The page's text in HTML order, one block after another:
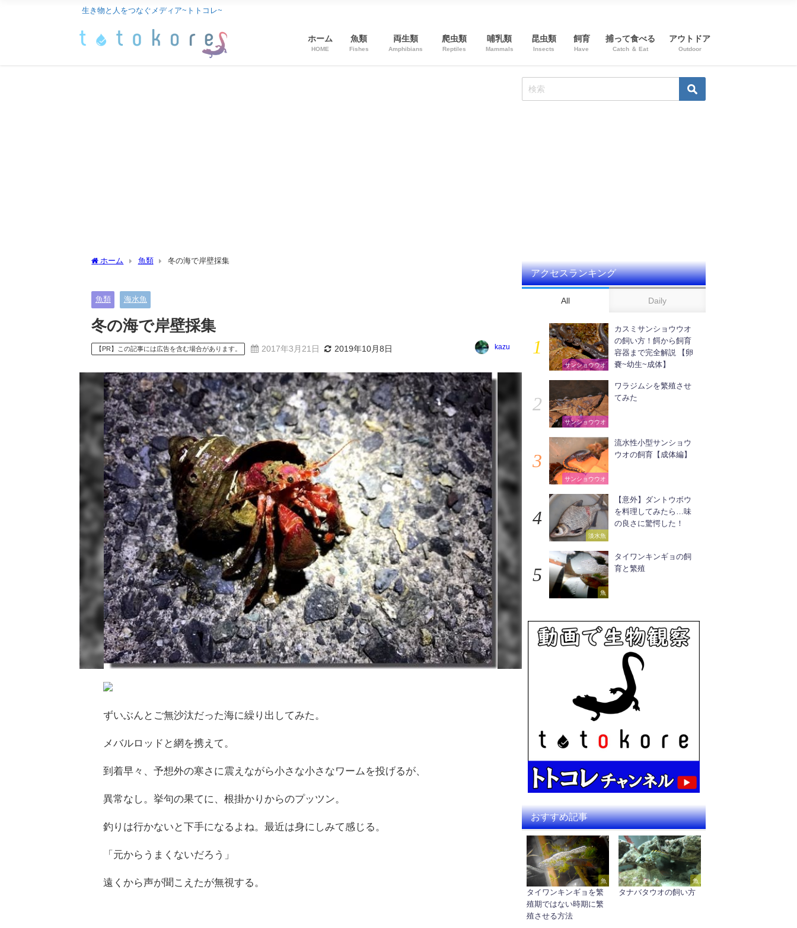
生き物と人をつなぐメディア~トトコレ~
ホーム
HOME
魚類
Fishes
両生類
Amphibians
爬虫類
Reptiles
哺乳類
Mammals
昆虫類
Insects
飼育
Have
捕って食べる
Catch ＆ Eat
アウトドア
Outdoor
ホーム 魚類 冬の海で岸壁採集
魚類 海水魚
冬の海で岸壁採集
【PR】この記事には広告を含む場合があります。 2017年3月21日 2019年10月8日 kazu
ずいぶんとご無沙汰だった海に繰り出してみた。
メバルロッドと網を携えて。
到着早々、予想外の寒さに震えながら小さな小さなワームを投げるが、
異常なし。挙句の果てに、根掛かりからのプッツン。
釣りは行かないと下手になるよね。最近は身にしみて感じる。
「元からうまくないだろう」
遠くから声が聞こえたが無視する。
アクセスランキング
All Daily
サンショウウオ
カスミサンショウウオ
の飼い方！餌から飼育
容器まで完全解説 【卵
嚢~幼生~成体】
サンショウウオ
ワラジムシを繁殖させ
てみた
サンショウウオ
流水性小型サンショウ
ウオの飼育【成体編】
淡水魚
【意外】ダントウボウ
を料理してみたら…味
の良さに驚愕した！
魚
タイワンキンギョの飼
育と繁殖
おすすめ記事
魚
タイワンキンギョを繁
殖期ではない時期に繁
殖させる方法
魚
タナバタウオの飼い方